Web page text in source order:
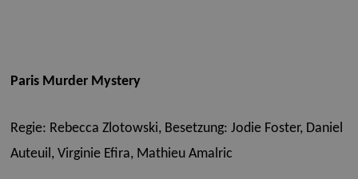
Paris Murder Mystery
Regie: Rebecca Zlotowski, Besetzung: Jodie Foster, Daniel
Auteuil, Virginie Efira, Mathieu Amalric